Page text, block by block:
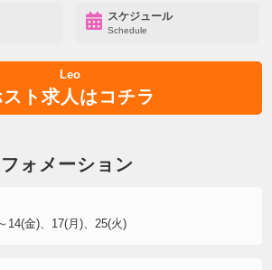
スケジュール
Schedule
Leo
ト求人はコチラ
ォメーション
14(金)、17(月)、25(火)